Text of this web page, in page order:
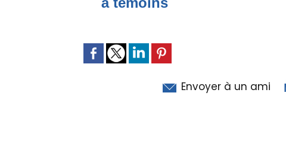
Envoyer à un ami